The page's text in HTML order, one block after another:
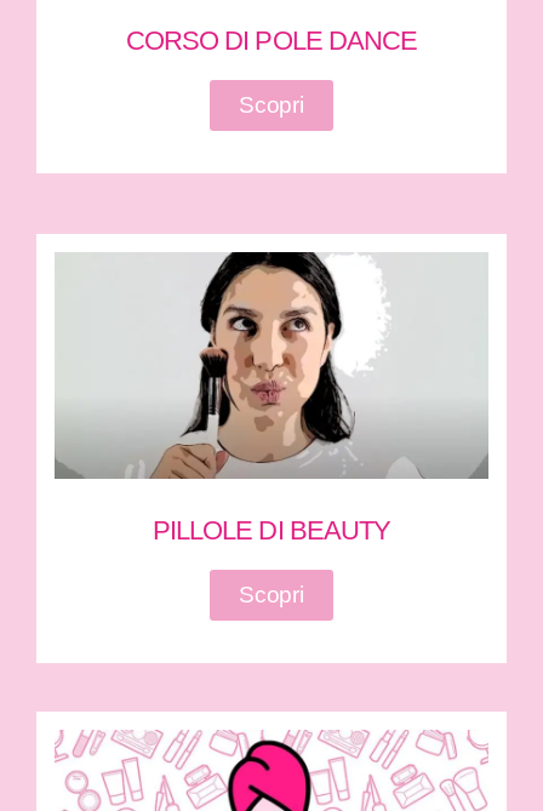
CORSO DI POLE DANCE
Scopri
PILLOLE DI BEAUTY
Scopri